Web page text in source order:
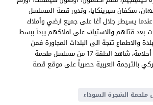
سكفان سيرينكايا، وتدور قصة المسلسل
يسيطر جلال آغا على جميع ارضي وأملاك
بعد قتلهم والاستيلاء على املاكهم يبدأ ببسط
والاطماع تتجة الى البلدات المجاورة فمن
سيمنعة من تحقيق أحلامة، شاهد الحلقة 17 من مسلسل ملحمة
بالترجمة العربية حصرياً على موقع قصة
الشجرة السوداء